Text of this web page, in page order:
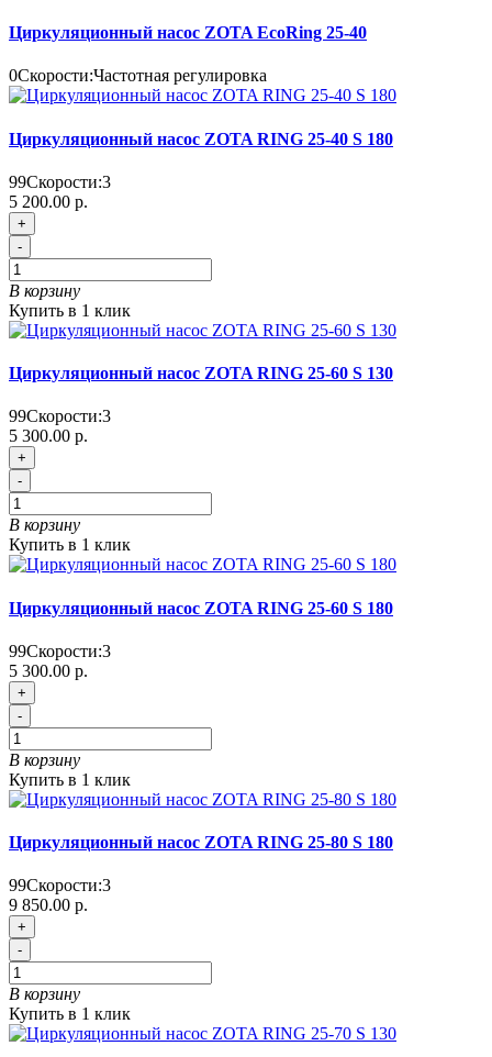
Циркуляционный насос ZOTA EcoRing 25-40
0Скорости:Частотная регулировка
Циркуляционный насос ZOTA RING 25-40 S 180
99Скорости:3
5 200.00 р.
+
-
В корзину
Купить в 1 клик
Циркуляционный насос ZOTA RING 25-60 S 130
99Скорости:3
5 300.00 р.
+
-
В корзину
Купить в 1 клик
Циркуляционный насос ZOTA RING 25-60 S 180
99Скорости:3
5 300.00 р.
+
-
В корзину
Купить в 1 клик
Циркуляционный насос ZOTA RING 25-80 S 180
99Скорости:3
9 850.00 р.
+
-
В корзину
Купить в 1 клик